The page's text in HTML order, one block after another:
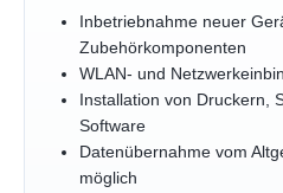
Inbetriebnahme neuer
Zubehörkomponenten
WLAN- und
Installation von Druckern,
Software
Datenübernahme vom
möglich